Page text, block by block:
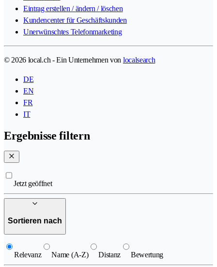
Eintrag erstellen / ändern / löschen
Kundencenter für Geschäftskunden
Unerwünschtes Telefonmarketing
© 2026 local.ch - Ein Unternehmen von localsearch
DE
EN
FR
IT
Ergebnisse filtern
Jetzt geöffnet
Sortieren nach
Relevanz Name (A-Z) Distanz Bewertung